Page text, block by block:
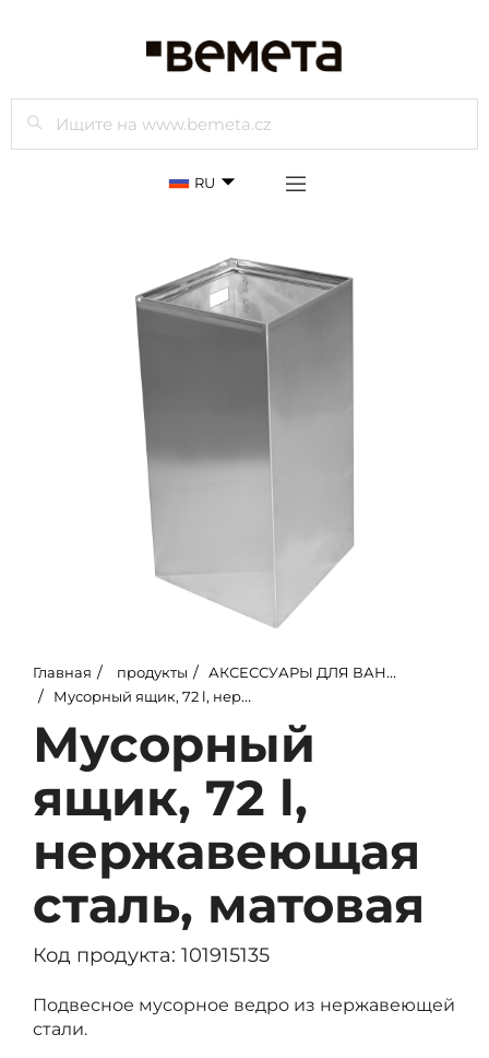
Просмотр
RU
Главная продукты
АКСЕССУАРЫ ДЛЯ ВАННЫХ КОМНАТ
Мусорный ящик, 72 l, нержавеющая сталь, матовая
Мусорный
ящик, 72 l,
нержавеющая
сталь, матовая
Код продукта: 101915135
Подвесное мусорное ведро из нержавеющей
стали.